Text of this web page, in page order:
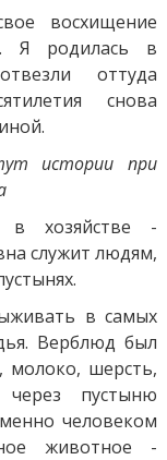
восхищение
Я родилась в
оттуда
снова
истории при
в хозяйстве -
служит людям,
в самых
Верблюд был
молоко, шерсть,
пустыню
человеком
животное -